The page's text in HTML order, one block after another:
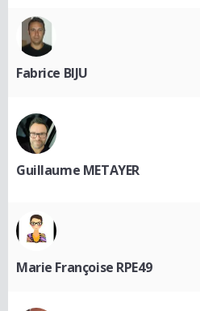
Fabrice BIJU
Guillaume METAYER
Marie Françoise RPE49